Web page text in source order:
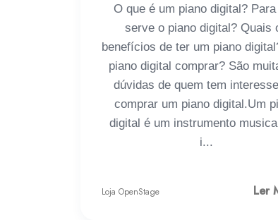
O que é um piano digital?
serve o piano digital? Quais
benefícios de ter um piano
piano digital comprar? São
dúvidas de quem tem
comprar um piano digital.Um
digital é um instrumento
i...
Loja OpenStage Ler